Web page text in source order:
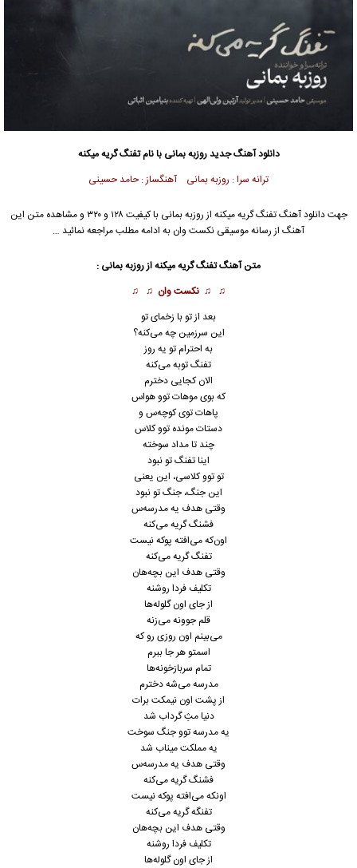
دانلود آهنگ جدیدروزبه بمانی با نام تفنگ گریه میکنه
ترانه سرا : روزبه بمانی آهنگساز : حامد حسینی
جهت دانلود آهنگ تفنگ گریه میکنه از روزبه بمانی
با کیفیت ۱۲۸ و ۳۲۰ و مشاهده متن این
آهنگ از رسانه موسیقی نکست وان به ادامه مطلب مراجعه نمائید …
متن آهنگ تفنگ گریه میکنه ازروزبه بمانی :
♫ ♫ نکست وان ♫ ♫
بعد از تو با زخمای تو
این سرزمین چه می‌کنه؟
به احترام تو یه روز
تفنگ توبه می‌کنه
الان کجایی دخترم
که بوی موهات توو هواس
پاهات توی کوچه‌س و
دستات مونده‌ توو کلاس
چند تا مداد سوخته
اینا تفنگ تو نبود
تو توو کلاسی، این یعنی
این جنگ، جنگ تو نبود
وقتی هدف یه مدرسه‌س
فشنگ گریه می‌کنه
اون‌که می‌افته پوکه نیست
تفنگ گریه می‌کنه
وقتی هدف این بچه‌هان
تکلیف فردا روشنه
از جای اون گلوله‌ها
قلم جوونه می‌زنه
می‌بینم اون روزی رو که
اسمتو هر جا ببرم
تمام سربازخونه‌ها
مدرسه می‌شه دخترم
از پشت اون نیمکت برات
دنیا مثِ گرداب شد
یه مدرسه توو جنگ سوخت
یه مملکت میناب شد
وقتی هدف یه مدرسه‌س
فشنگ گریه می‌کنه
اونکه می‌افته پوکه نیست
تفنگه گریه می‌کنه
وقتی هدف این بچه‌هان
تکلیف فردا روشنه
از جای اون گلوله‌ها